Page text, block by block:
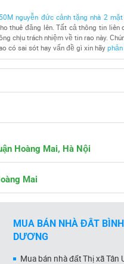
nguyễn đức cảnh tặng nhà 2
thuê đăng lên. Tất cả thông tin
chịu trách nhiệm về tin rao này.
có sai sót hay vấn đề gì xin hãy
Hoàng Mai, Hà Nội
Mai
MUA BÁN NHÀ ĐẤT BÌNH
DƯƠNG
Mua bán nhà đất Thị xã Tân